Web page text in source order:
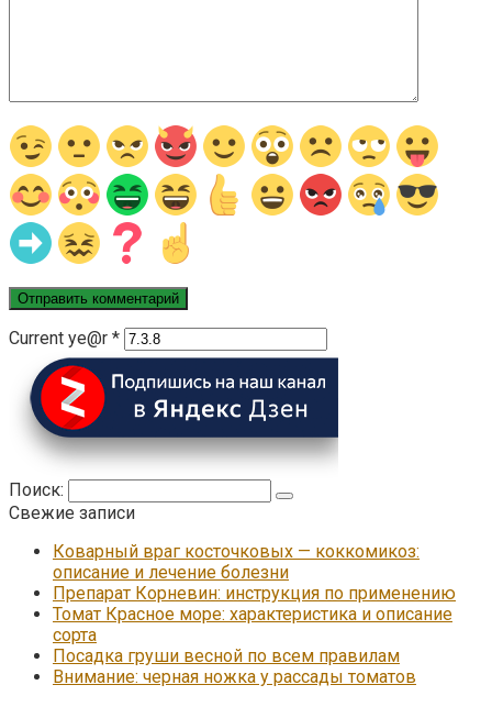
Current ye@r *
Поиск:
Свежие записи
Коварный враг косточковых — коккомикоз:
описание и лечение болезни
Препарат Корневин: инструкция по применению
Томат Красное море: характеристика и описание
сорта
Посадка груши весной по всем правилам
Внимание: черная ножка у рассады томатов